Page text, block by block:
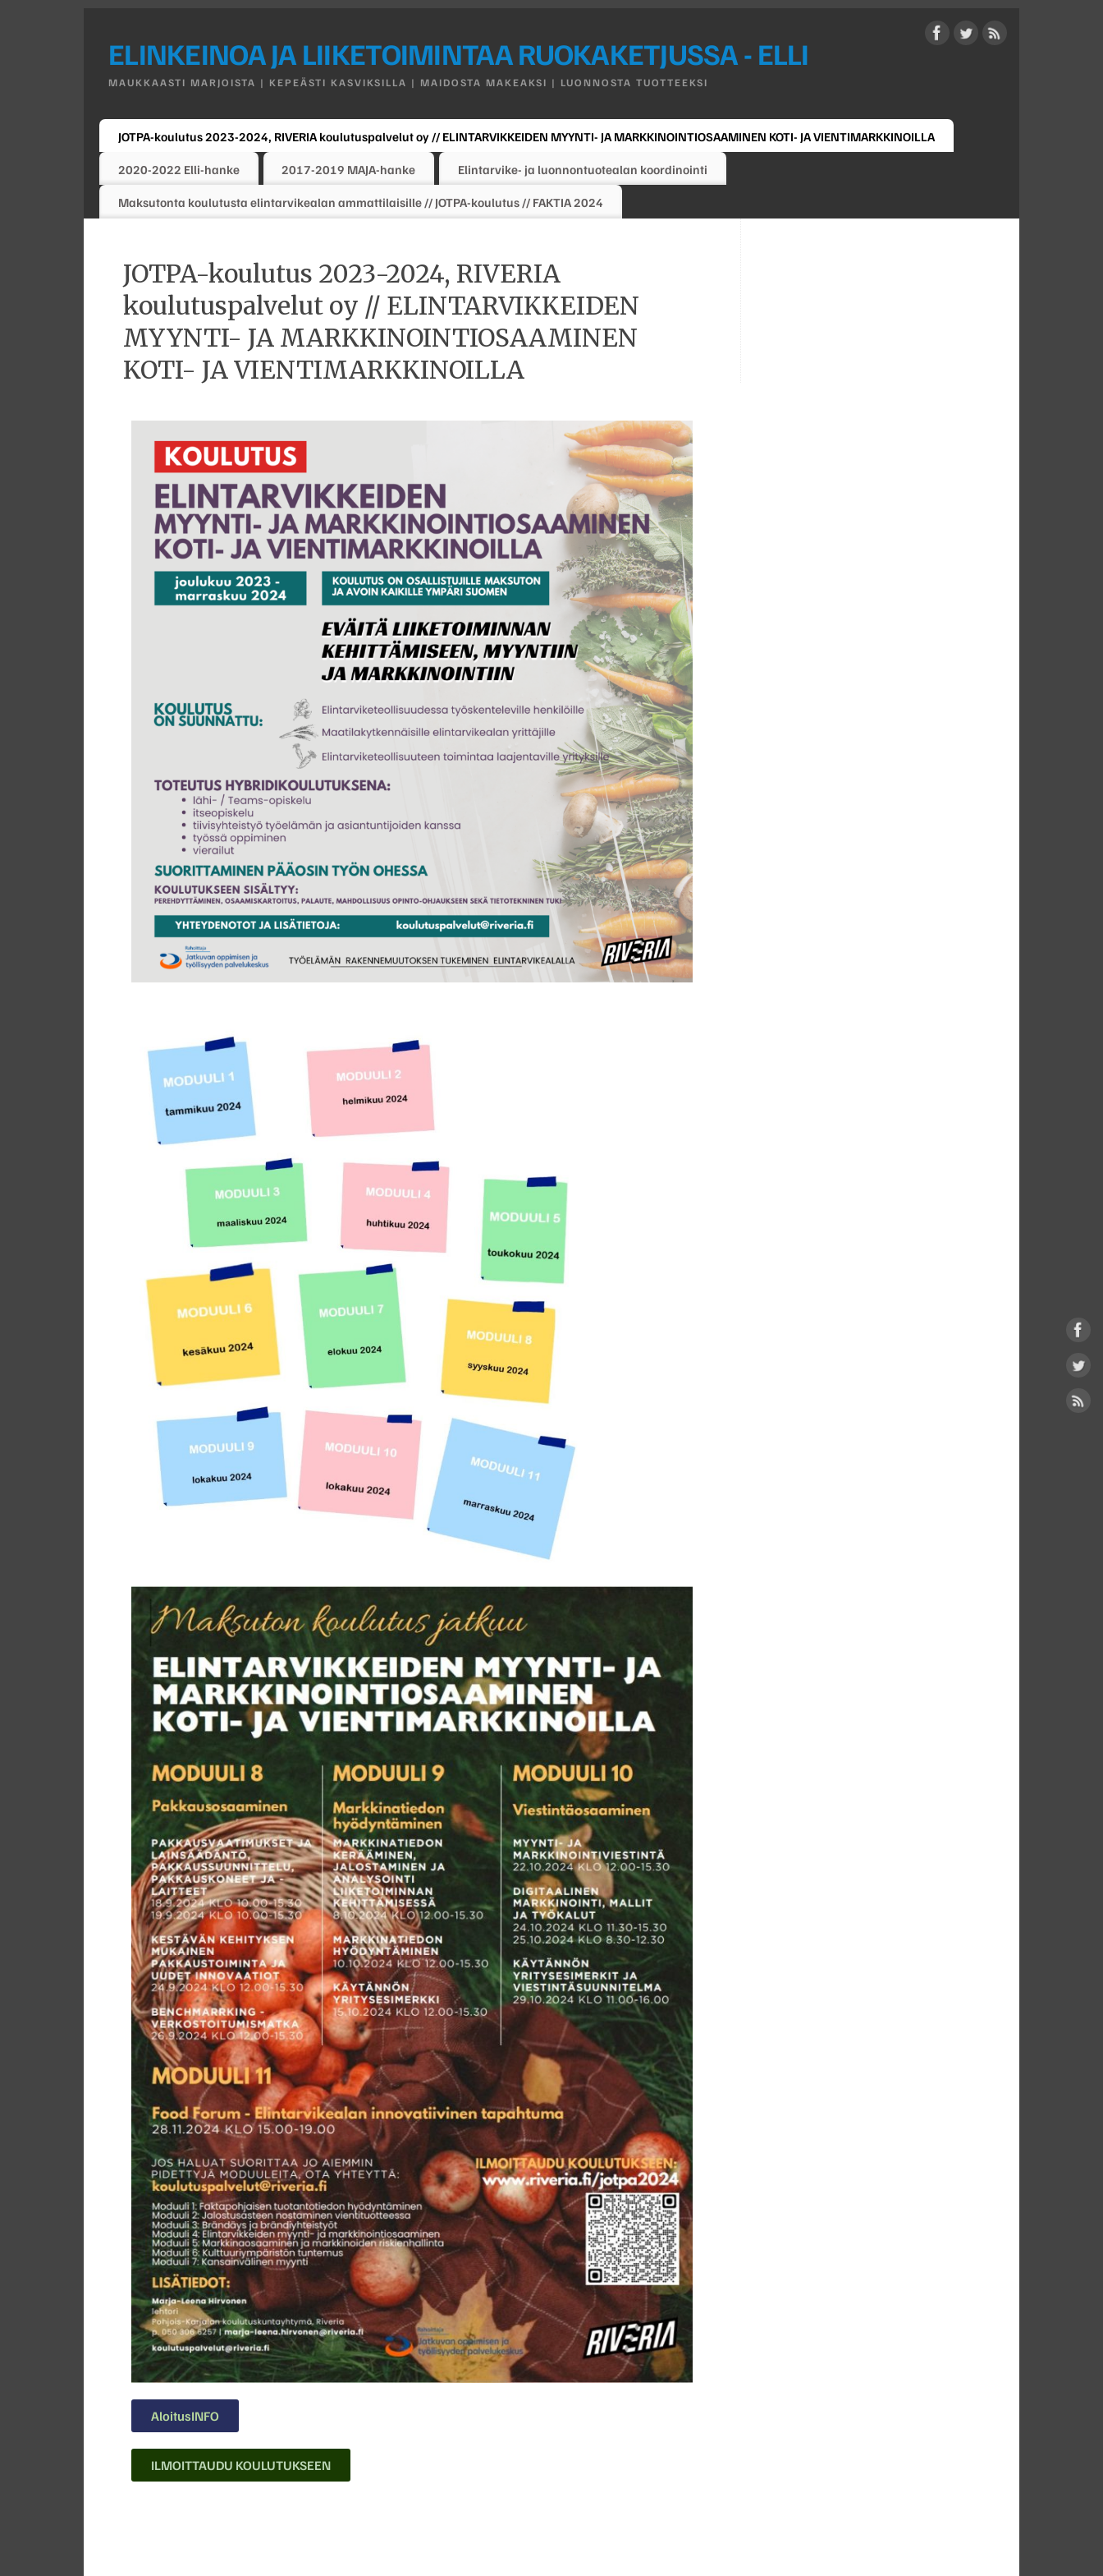
ELINKEINOA JA LIIKETOIMINTAA RUOKAKETJUSSA - ELLI
MAUKKAASTI MARJOISTA | KEPEÄSTI KASVIKSILLA | MAIDOSTA MAKEAKSI | LUONNOSTA TUOTTEEKSI
JOTPA-koulutus 2023-2024, RIVERIA koulutuspalvelut oy // ELINTARVIKKEIDEN MYYNTI- JA MARKKINOINTIOSAAMINEN KOTI- JA VIENTIMARKKINOILLA
2020-2022 Elli-hanke 2017-2019 MAJA-hanke Elintarvike- ja luonnontuotealan koordinointi
Maksutonta koulutusta elintarvikealan ammattilaisille // JOTPA-koulutus // FAKTIA 2024
JOTPA-koulutus 2023-2024, RIVERIA
koulutuspalvelut oy // ELINTARVIKKEIDEN
MYYNTI- JA MARKKINOINTIOSAAMINEN
KOTI- JA VIENTIMARKKINOILLA
AloitusINFO
ILMOITTAUDU KOULUTUKSEEN